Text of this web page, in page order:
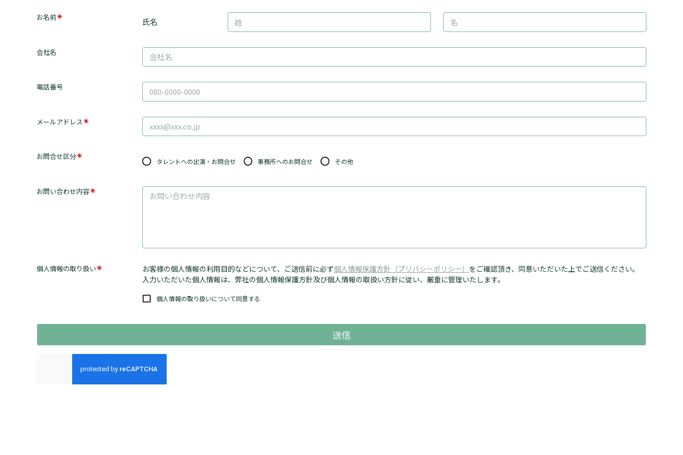
お名前 氏名
会社名
電話番号
メールアドレス
お問合せ区分 タレントへの出演・お問合せ 事務所へのお問合せ その他
お問い合わせ内容
個人情報の取り扱い お客様の個人情報の利用目的などについて、ご送信前に必ず個人情報保護方針（プリバシーポリシー） をご確認頂き、同意いただいた上でご送信ください。
入力いただいた個人情報は、弊社の個人情報保護方針及び個人情報の取扱い方針に従い、厳重に管理いたします。
個人情報の取り扱いについて同意する
送信